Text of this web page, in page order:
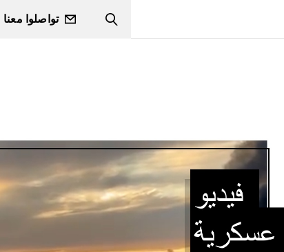
Search
تواصلوا معنا